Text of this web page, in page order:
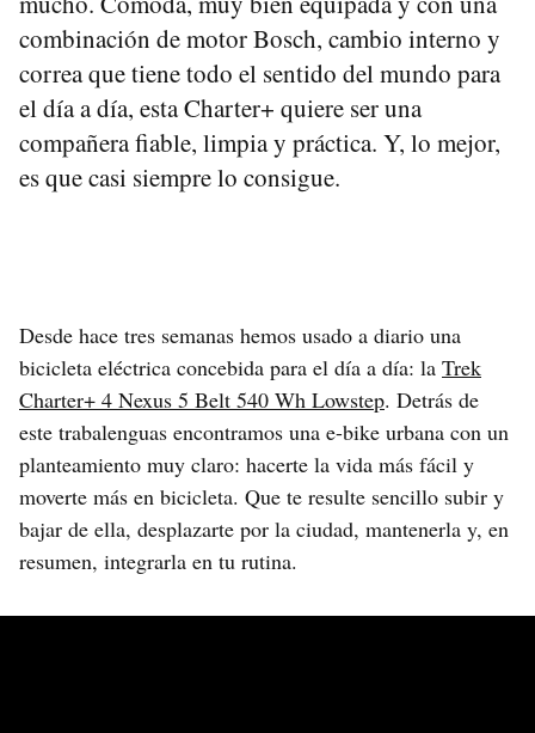
combinación de motor Bosch, cambio interno y
correa que tiene todo el sentido del mundo para
el día a día, esta Charter+ quiere ser una
compañera fiable, limpia y práctica. Y, lo mejor,
es que casi siempre lo consigue.
Desde hace tres semanas hemos usado a diario una
bicicleta eléctrica concebida para el día a día: la Trek
Charter+ 4 Nexus 5 Belt 540 Wh Lowstep. Detrás de
este trabalenguas encontramos una e-bike urbana con un
planteamiento muy claro: hacerte la vida más fácil y
moverte más en bicicleta. Que te resulte sencillo subir y
bajar de ella, desplazarte por la ciudad, mantenerla y, en
resumen, integrarla en tu rutina.